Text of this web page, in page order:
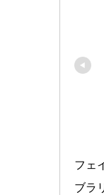
フェ
ブラ